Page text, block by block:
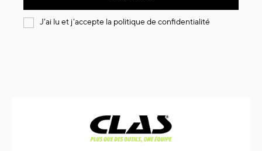
J'ai lu et j'accepte la politique de confidentialité